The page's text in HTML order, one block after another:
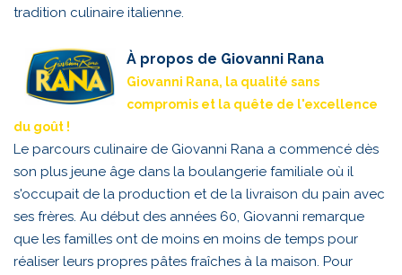
tradition culinaire italienne.
À propos de Giovanni Rana
Giovanni Rana, la qualité sans
compromis et la quête de l'excellence
du goût !
Le parcours culinaire de Giovanni Rana a commencé dès
son plus jeune âge dans la boulangerie familiale où il
s'occupait de la production et de la livraison du pain avec
ses frères. Au début des années 60, Giovanni remarque
que les familles ont de moins en moins de temps pour
réaliser leurs propres pâtes fraîches à la maison. Pour